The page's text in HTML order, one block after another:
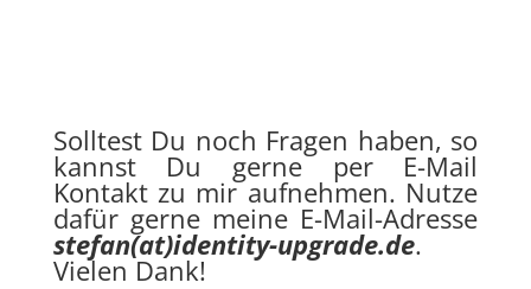
Solltest Du noch Fragen haben, so
kannst Du gerne per E-Mail
Kontakt zu mir aufnehmen. Nutze
dafür gerne meine E-Mail-Adresse
stefan(at)identity-upgrade.de.
Vielen Dank!